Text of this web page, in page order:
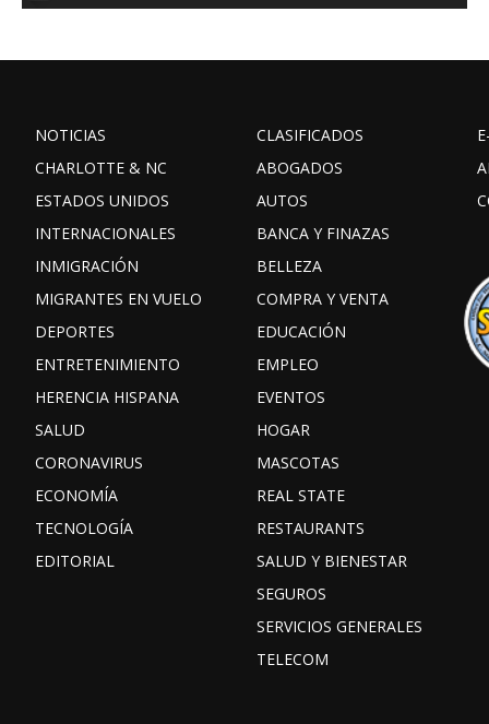
NOTICIAS
CHARLOTTE & NC
ESTADOS UNIDOS
INTERNACIONALES
INMIGRACIÓN
MIGRANTES EN VUELO
DEPORTES
ENTRETENIMIENTO
HERENCIA HISPANA
SALUD
CORONAVIRUS
ECONOMÍA
TECNOLOGÍA
EDITORIAL
CLASIFICADOS
ABOGADOS
AUTOS
BANCA Y FINAZAS
BELLEZA
COMPRA Y VENTA
EDUCACIÓN
EMPLEO
EVENTOS
HOGAR
MASCOTAS
REAL STATE
RESTAURANTS
SALUD Y BIENESTAR
SEGUROS
SERVICIOS GENERALES
TELECOM